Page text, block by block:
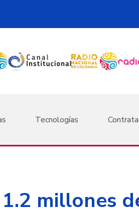
Tecnologías
millones